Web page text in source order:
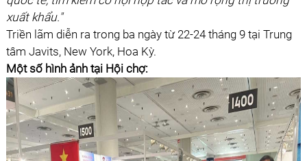
xuất khẩu."
Triền lãm diễn ra trong ba ngày từ 22-24 tháng 9 tại Trung
tâm Javits, New York, Hoa Kỳ.
Một số hình ảnh tại Hội chợ: